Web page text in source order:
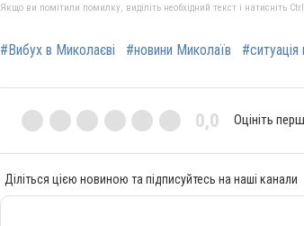
Якщо ви помітили помилку, виділіть необхідний текст і натисніть
#Вибух в Миколаєві #новини Миколаїв
0,0 Оцініть
Діліться цією новиною та підписуйтесь на наші канали